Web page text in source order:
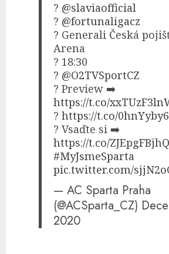
? @slaviaofficial
? @fortunaligacz
?️ Generali Česká
Arena
? 18:30
? @O2TVSportCZ
? Preview ➡️
https://t.co/
?https://t.co/
? Vsaďte si ➡️
https://t.co/ZJEpgFBjhQ
#MyJsmeSparta
pic.twitter.com/
— AC Sparta Praha
(@ACSparta_CZ)
2020